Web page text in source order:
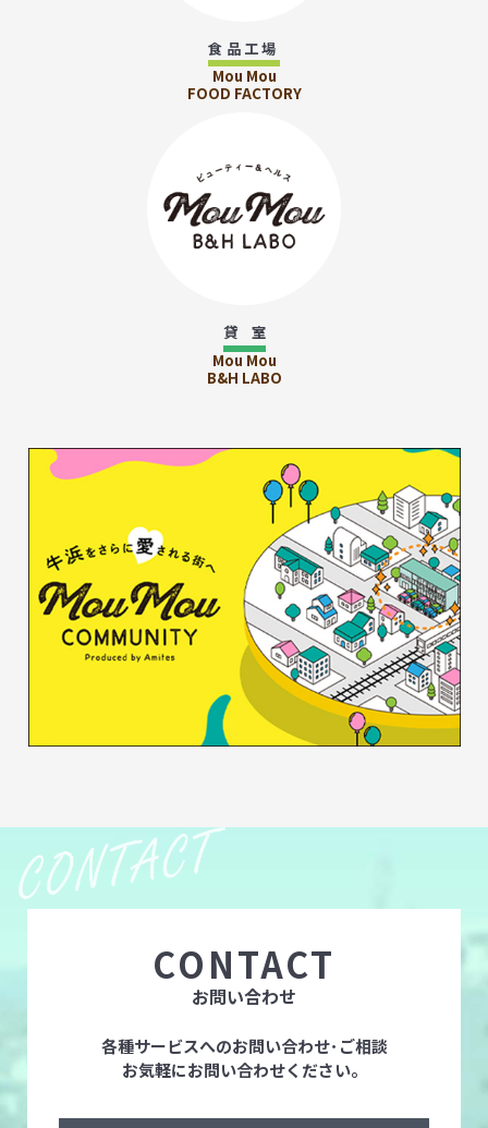
食品工場
Mou Mou
FOOD FACTORY
貸 室
Mou Mou
B&H LABO
CONTACT
お問い合わせ
各種サービスへのお問い合わせ･ご相談
お気軽にお問い合わせください。